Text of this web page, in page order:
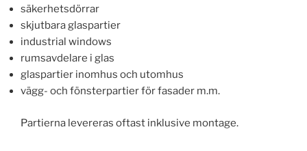
säkerhetsdörrar
skjutbara glaspartier
industrial windows
rumsavdelare i glas
glaspartier inomhus och utomhus
vägg- och fönsterpartier för fasader m.m.
Partierna levereras oftast inklusive montage.